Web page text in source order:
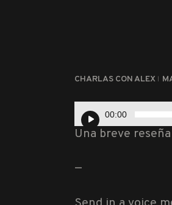
CHARLAS CON ALEX
Reproductor
de
audio
00:00
Una breve
—